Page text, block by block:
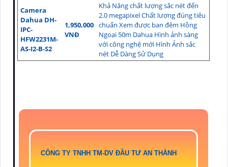
Camera
Dahua DH-
IPC-
HFW2231M-
AS-I2-B-S2
1,950,000
VNĐ
Khả Năng chất lượng sắc nét đến
2.0 megapixel Chất lượng đúng tiêu
chuẩn Xem được ban đêm Hồng
Ngoại 50m Dahua Hình ảnh sáng
với công nghệ mới Hình Ảnh sắc
nét Dễ Dàng Sử Dụng
CÔNG TY TNHH TM-DV ĐẦU TƯ AN THÀNH